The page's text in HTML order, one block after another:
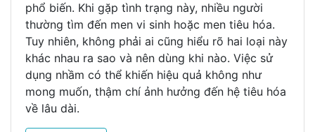
phổ biến. Khi gặp tình trạng này, nhiều người
thường tìm đến men vi sinh hoặc men tiêu hóa.
Tuy nhiên, không phải ai cũng hiểu rõ hai loại này
khác nhau ra sao và nên dùng khi nào. Việc sử
dụng nhầm có thể khiến hiệu quả không như
mong muốn, thậm chí ảnh hưởng đến hệ tiêu hóa
về lâu dài.